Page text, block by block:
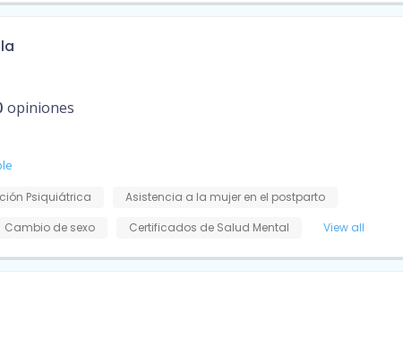
opiniones
Psiquiátrica
Asistencia a la mujer en el postparto
Cambio de sexo Certificados de Salud Mental View all